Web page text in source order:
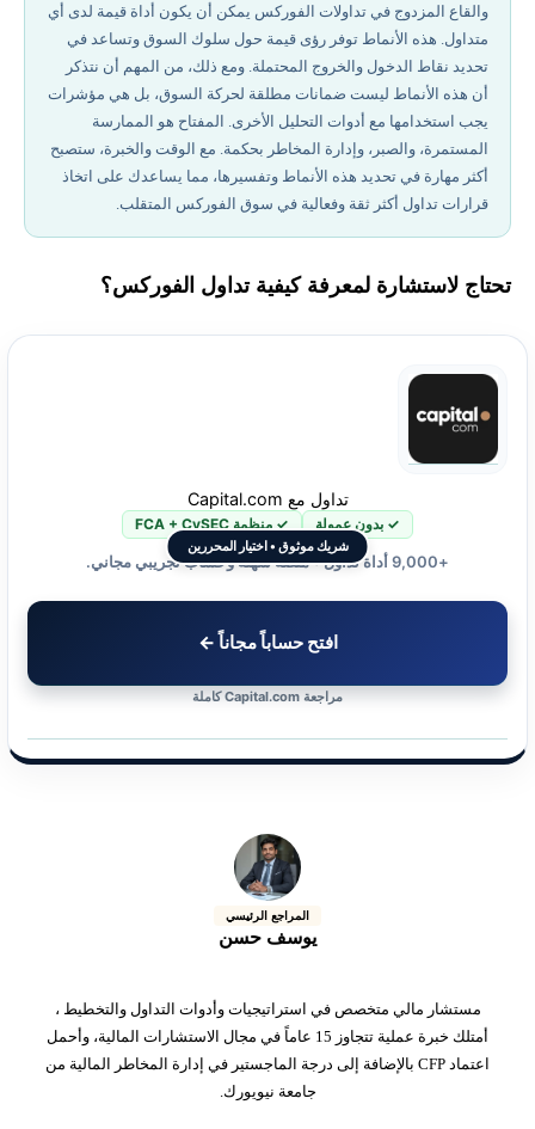
والقاع المزدوج في تداولات الفوركس يمكن أن يكون أداة قيمة لدى أي
متداول. هذه الأنماط توفر رؤى قيمة حول سلوك السوق وتساعد في
تحديد نقاط الدخول والخروج المحتملة. ومع ذلك، من المهم أن نتذكر
أن هذه الأنماط ليست ضمانات مطلقة لحركة السوق، بل هي مؤشرات
يجب استخدامها مع أدوات التحليل الأخرى. المفتاح هو الممارسة
المستمرة، والصبر، وإدارة المخاطر بحكمة. مع الوقت والخبرة، ستصبح
أكثر مهارة في تحديد هذه الأنماط وتفسيرها، مما يساعدك على اتخاذ
قرارات تداول أكثر ثقة وفعالية في سوق الفوركس المتقلب.
تحتاج لاستشارة لمعرفة كيفية تداول الفوركس؟
شريك موثوق • اختيار المحررين
تداول مع Capital.com
✓ بدون عمولة ✓ منظمة FCA + CySEC
+9,000 أداة تداول • منصة سهلة وحساب تجريبي مجاني.
افتح حساباً مجاناً ←
مراجعة Capital.com كاملة
المراجع الرئيسي
يوسف حسن
مستشار مالي متخصص في استراتيجيات وأدوات التداول والتخطيط ،
أمتلك خبرة عملية تتجاوز 15 عاماً في مجال الاستشارات المالية، وأحمل
اعتماد CFP بالإضافة إلى درجة الماجستير في إدارة المخاطر المالية من
جامعة نيويورك.